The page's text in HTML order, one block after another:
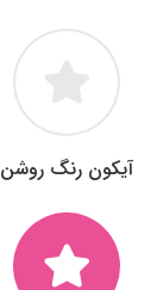
آیکون رنگ روشن